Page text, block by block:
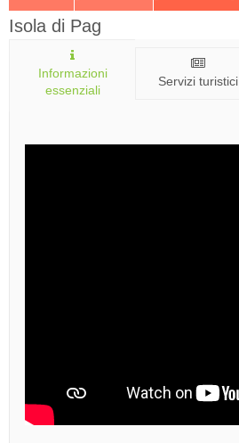
Isola di Pag
Informazioni
essenziali
Servizi turistici